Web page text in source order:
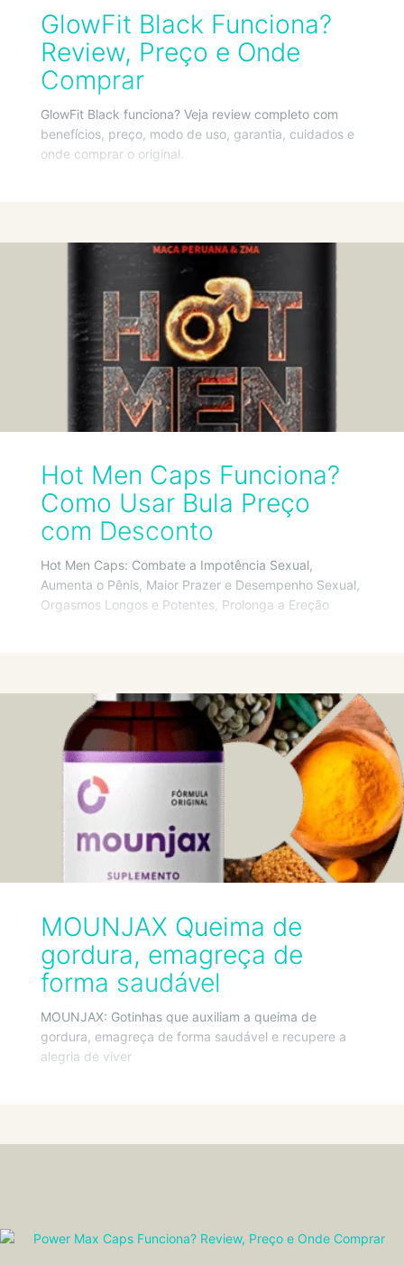
GlowFit Black Funciona?
Review, Preço e Onde
Comprar
GlowFit Black funciona? Veja review completo com
benefícios, preço, modo de uso, garantia, cuidados e
onde comprar o original.
Hot Men Caps Funciona?
Como Usar Bula Preço
com Desconto
Hot Men Caps: Combate a Impotência Sexual,
Aumenta o Pênis, Maior Prazer e Desempenho Sexual,
Orgasmos Longos e Potentes, Prolonga a Ereção
MOUNJAX Queima de
gordura, emagreça de
forma saudável
MOUNJAX: Gotinhas que auxiliam a queima de
gordura, emagreça de forma saudável e recupere a
alegria de viver